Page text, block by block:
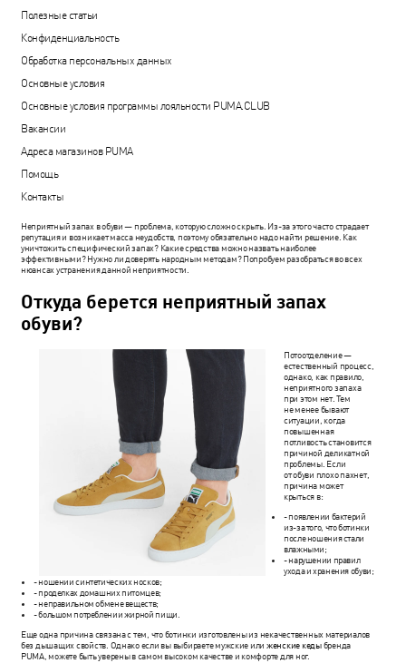
Неприятный запах в обуви — проблема, которую сложно скрыть. Из-за этого часто страдает
репутация и возникает масса неудобств, поэтому обязательно надо найти решение. Как
уничтожить специфический запах? Какие средства можно назвать наиболее
эффективными? Нужно ли доверять народным методам? Попробуем разобраться во всех
нюансах устранения данной неприятности.
Откуда берется неприятный запах
обуви?
Потоотделение —
естественный процесс,
однако, как правило,
неприятного запаха
при этом нет. Тем
не менее бывают
ситуации, когда
повышенная
потливость становится
причиной деликатной
проблемы. Если
от обуви плохо пахнет,
причина может
крыться в:
- появлении бактерий
из-за того, что ботинки
после ношения стали
влажными;
- нарушении правил
ухода и хранения обуви;
- ношении синтетических носков;
- проделках домашних питомцев;
- неправильном обмене веществ;
- большом потреблении жирной пищи.
Еще одна причина связана с тем, что ботинки изготовлены из некачественных материалов
без дышащих свойств. Однако если вы выбираете мужские или женские кедыбренда
PUMA, можете быть уверены в самом высоком качестве и комфорте для ног.
Полезные статьи
Конфиденциальность
Обработка персональных данных
Основные условия
Основные условия программы лояльности PUMA.CLUB
Вакансии
Адреса магазинов PUMA
Помощь
Контакты